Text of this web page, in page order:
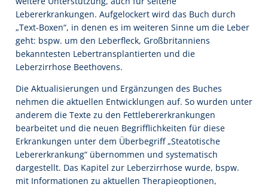
Lebererkrankungen. Aufgelockert wird das Buch durch
„Text-Boxen“, in denen es im weiteren Sinne um die Leber
geht: bspw. um den Leberfleck, Großbritanniens
bekanntesten Lebertransplantierten und die
Leberzirrhose Beethovens.
Die Aktualisierungen und Ergänzungen des Buches
nehmen die aktuellen Entwicklungen auf. So wurden unter
anderem die Texte zu den Fettlebererkrankungen
bearbeitet und die neuen Begrifflichkeiten für diese
Erkrankungen unter dem Überbegriff „Steatotische
Lebererkrankung“ übernommen und systematisch
dargestellt. Das Kapitel zur Leberzirrhose wurde, bspw.
mit Informationen zu aktuellen Therapieoptionen,